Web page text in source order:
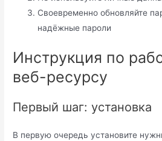
Своевременно обновляйте
надёжные пароли
Инструкция по
веб-ресурсу
Первый шаг: установка
В первую очередь установите